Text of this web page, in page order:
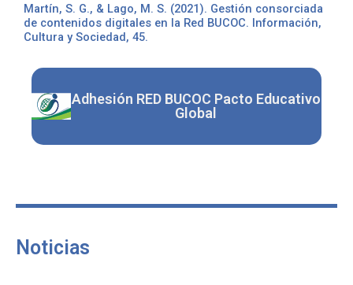
Martín, S. G., & Lago, M. S. (2021). Gestión consorciada
de contenidos digitales en la Red BUCOC. Información,
Cultura y Sociedad, 45.
Adhesión RED BUCOC Pacto Educativo
Global
Noticias